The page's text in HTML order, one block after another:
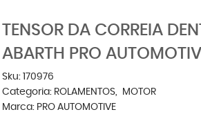
TENSOR DA CORREIA
ABARTH PRO
Sku: 170976
Categoria: ROLAMENTOS
MOTOR
Marca: PRO AUTOMOTIVE